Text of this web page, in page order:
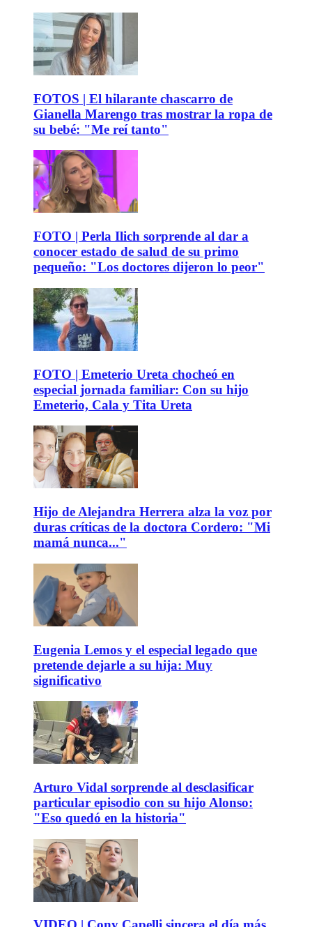
FOTOS | El hilarante chascarro de
Gianella Marengo tras mostrar la ropa de
su bebé: "Me reí tanto"
FOTO | Perla Ilich sorprende al dar a
conocer estado de salud de su primo
pequeño: "Los doctores dijeron lo peor"
FOTO | Emeterio Ureta chocheó en
especial jornada familiar: Con su hijo
Emeterio, Cala y Tita Ureta
Hijo de Alejandra Herrera alza la voz por
duras críticas de la doctora Cordero: "Mi
mamá nunca..."
Eugenia Lemos y el especial legado que
pretende dejarle a su hija: Muy
significativo
Arturo Vidal sorprende al desclasificar
particular episodio con su hijo Alonso:
"Eso quedó en la historia"